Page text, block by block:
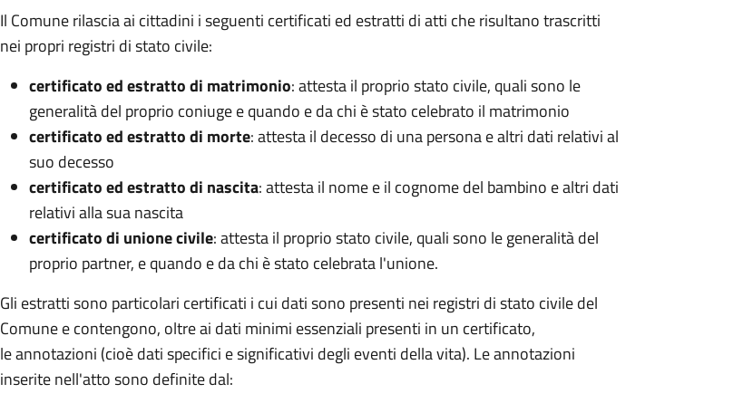
Il Comune rilascia ai cittadini i seguenti certificati ed estratti di atti che risultano trascritti
nei propri registri di stato civile:
certificato ed estratto di matrimonio: attesta il proprio stato civile, quali sono le
generalità del proprio coniuge e quando e da chi è stato celebrato il matrimonio
certificato ed estratto di morte: attesta il decesso di una persona e altri dati relativi al
suo decesso
certificato ed estratto di nascita: attesta il nome e il cognome del bambino e altri dati
relativi alla sua nascita
certificato di unione civile: attesta il proprio stato civile, quali sono le generalità del
proprio partner, e quando e da chi è stato celebrata l'unione.
Gli estratti sono particolari certificati i cui dati sono presenti nei registri di stato civile del
Comune e contengono, oltre ai dati minimi essenziali presenti in un certificato,
le annotazioni (cioè dati specifici e significativi degli eventi della vita). Le annotazioni
inserite nell'atto sono definite dal: